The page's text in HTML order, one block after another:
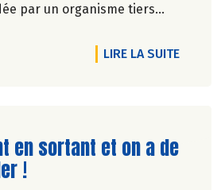
par un organisme tiers
de nos parties prenantes
magasins...) et de nos
une bio exigeante.
LIRE LA SUITEDE
l'article
en sortant et on a de
!